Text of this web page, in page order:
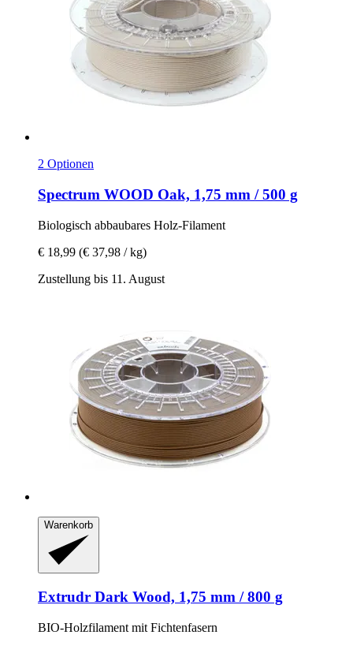
2 Optionen
Spectrum WOOD Oak, 1,75 mm / 500 g
Biologisch abbaubares Holz-​Filament
€ 18,99 (€ 37,98 / kg)
Zustellung bis 11. August
Warenkorb
Extrudr Dark Wood, 1,75 mm / 800 g
BIO-​Holzfilament mit Fichtenfasern